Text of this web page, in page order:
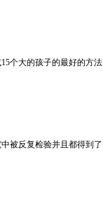
个大的孩子的最好的方法
被反复检验并且都得到了